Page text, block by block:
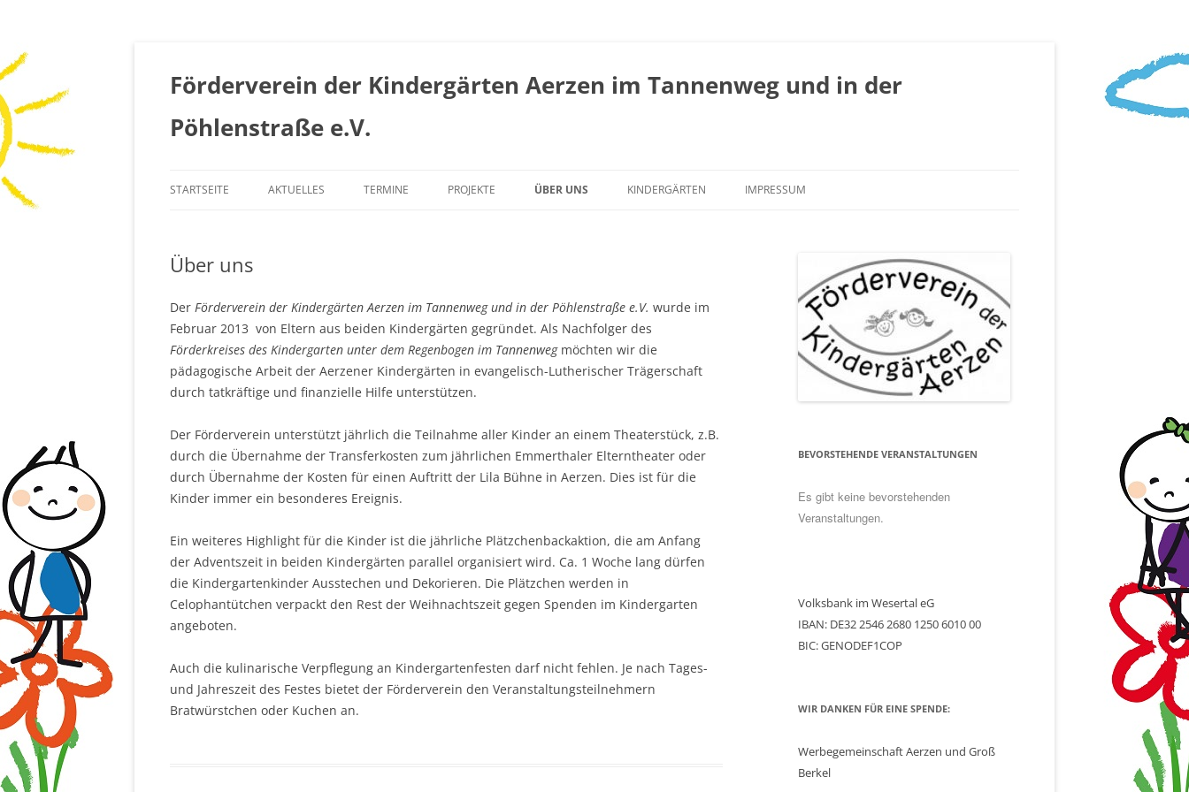
springen
Förderverein der Kindergärten Aerzen im Tannenweg und in der
Pöhlenstraße e.V.
STARTSEITE AKTUELLES TERMINE PROJEKTE
REGENBOGEN
ÜBER UNS
VORSTAND
KINDERGÄRTEN IMPRESSUM
Über uns
Der Förderverein der Kindergärten Aerzen im Tannenweg und in der Pöhlenstraße e.V. wurde im
Februar 2013 von Eltern aus beiden Kindergärten gegründet. Als Nachfolger des
Förderkreises des Kindergarten unter dem Regenbogen im Tannenwegmöchten wir die
pädagogische Arbeit der Aerzener Kindergärten in evangelisch-Lutherischer Trägerschaft
durch tatkräftige und finanzielle Hilfe unterstützen.
Der Förderverein unterstützt jährlich die Teilnahme aller Kinder an einem Theaterstück, z.B.
durch die Übernahme der Transferkosten zum jährlichen Emmerthaler Elterntheater oder
durch Übernahme der Kosten für einen Auftritt der Lila Bühne in Aerzen. Dies ist für die
Kinder immer ein besonderes Ereignis.
Ein weiteres Highlight für die Kinder ist die jährliche Plätzchenbackaktion, die am Anfang
der Adventszeit in beiden Kindergärten parallel organisiert wird. Ca. 1 Woche lang dürfen
die Kindergartenkinder Ausstechen und Dekorieren. Die Plätzchen werden in
Celophantütchen verpackt den Rest der Weihnachtszeit gegen Spenden im Kindergarten
angeboten.
Auch die kulinarische Verpflegung an Kindergartenfesten darf nicht fehlen. Je nach Tages-
und Jahreszeit des Festes bietet der Förderverein den Veranstaltungsteilnehmern
Bratwürstchen oder Kuchen an.
BEVORSTEHENDE VERANSTALTUNGEN
Es gibt keine bevorstehenden
Veranstaltungen.
Volksbank im Wesertal eG
IBAN: DE32 2546 2680 1250 6010 00
BIC: GENODEF1COP
WIR DANKEN FÜR EINE SPENDE:
Werbegemeinschaft Aerzen und Groß
Berkel